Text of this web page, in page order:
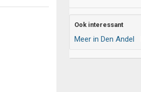
Ook interessant
Meer in Den Andel